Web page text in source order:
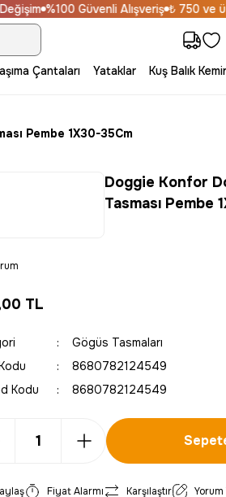
%100 Güvenli Alışveriş ₺ 750 ve
Çantaları Yataklar Kuş Balık
Pembe 1X30-35Cm
Doggie Konfor
Tasması Pembe
TL
Gögüs Tasmaları
8680782124549
Kodu
8680782124549
Fiyat Alarmı Karşılaştır Yorum